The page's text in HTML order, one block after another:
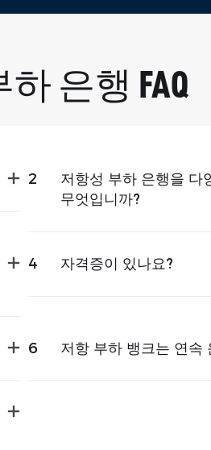
은행 FAQ
2
저항성 부하 은행을 다
무엇입니까?
4 자격증이 있나요?
6 저항 부하 뱅크는 연속